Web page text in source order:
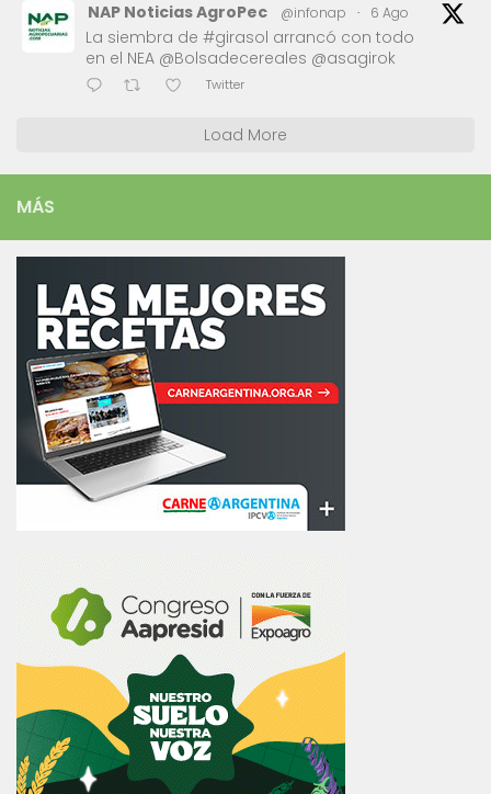
NAP Noticias AgroPec @infonap · 6 Ago
La siembra de #girasol arrancó con todo
en el NEA @Bolsadecereales @asagirok
Twitter
Load More
MÁS